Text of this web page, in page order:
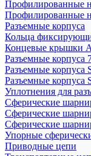
Профилированные
Профилированные
Разъемные корпуса
Кольца
Концевые крышки
Разъемные корпуса
Разъемные корпуса
Разъемные корпуса
Уплотнения для
Сферические
Сферические
Сферические
Упорные
Приводные цепи